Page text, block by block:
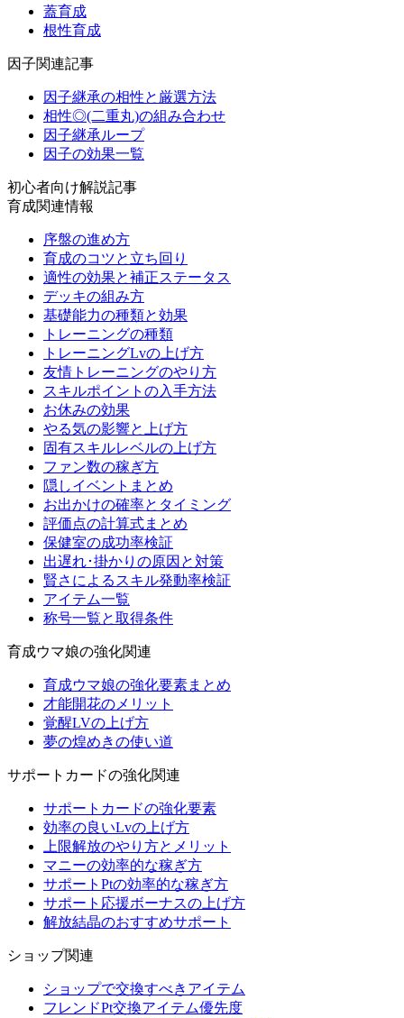
蓋育成
根性育成
因子関連記事
因子継承の相性と厳選方法
相性◎(二重丸)の組み合わせ
因子継承ループ
因子の効果一覧
初心者向け解説記事
育成関連情報
序盤の進め方
育成のコツと立ち回り
適性の効果と補正ステータス
デッキの組み方
基礎能力の種類と効果
トレーニングの種類
トレーニングLvの上げ方
友情トレーニングのやり方
スキルポイントの入手方法
お休みの効果
やる気の影響と上げ方
固有スキルレベルの上げ方
ファン数の稼ぎ方
隠しイベントまとめ
お出かけの確率とタイミング
評価点の計算式まとめ
保健室の成功率検証
出遅れ･掛かりの原因と対策
賢さによるスキル発動率検証
アイテム一覧
称号一覧と取得条件
育成ウマ娘の強化関連
育成ウマ娘の強化要素まとめ
才能開花のメリット
覚醒LVの上げ方
夢の煌めきの使い道
サポートカードの強化関連
サポートカードの強化要素
効率の良いLvの上げ方
上限解放のやり方とメリット
マニーの効率的な稼ぎ方
サポートPtの効率的な稼ぎ方
サポート応援ボーナスの上げ方
解放結晶のおすすめサポート
ショップ関連
ショップで交換すべきアイテム
フレンドPt交換アイテム優先度